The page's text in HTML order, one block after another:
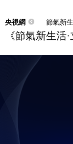
央視網 節氣新
《節氣新生活·